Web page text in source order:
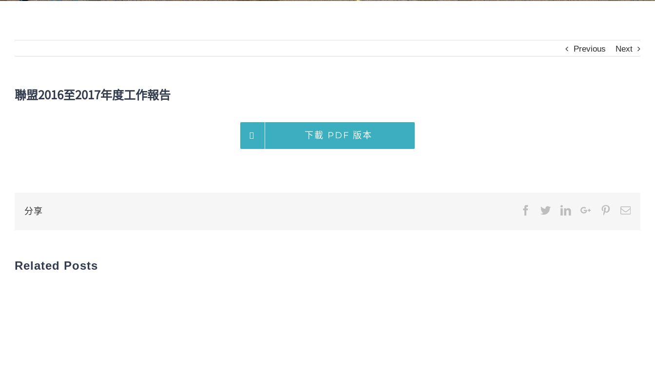
Previous Next
聯盟2016至2017年度工作報告
下載 PDF 版本
分享 Facebook
TwitterLinkedInGoogle+Pinterest
Email
Related Posts